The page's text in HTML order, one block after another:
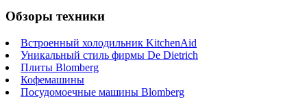
Обзоры техники
Встроенный холодильник KitchenAid
Уникальный стиль фирмы De Dietrich
Плиты Blomberg
Кофемашины
Посудомоечные машины Blomberg